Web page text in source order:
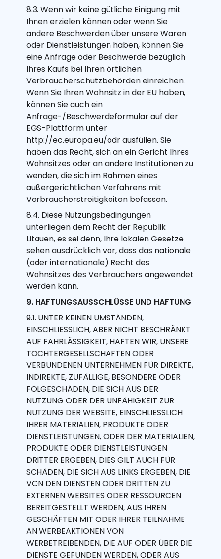
8.3. Wenn wir keine gütliche Einigung mit
Ihnen erzielen können oder wenn Sie
andere Beschwerden über unsere Waren
oder Dienstleistungen haben, können Sie
eine Anfrage oder Beschwerde bezüglich
Ihres Kaufs bei Ihren örtlichen
Verbraucherschutzbehörden einreichen.
Wenn Sie Ihren Wohnsitz in der EU haben,
können Sie auch ein
Anfrage-/Beschwerdeformular auf der
EGS-Plattform unter
http://ec.europa.eu/odr ausfüllen. Sie
haben das Recht, sich an ein Gericht Ihres
Wohnsitzes oder an andere Institutionen zu
wenden, die sich im Rahmen eines
außergerichtlichen Verfahrens mit
Verbraucherstreitigkeiten befassen.
8.4. Diese Nutzungsbedingungen
unterliegen dem Recht der Republik
Litauen, es sei denn, Ihre lokalen Gesetze
sehen ausdrücklich vor, dass das nationale
(oder internationale) Recht des
Wohnsitzes des Verbrauchers angewendet
werden kann.
9. HAFTUNGSAUSSCHLÜSSE UND HAFTUNG
9.1. UNTER KEINEN UMSTÄNDEN,
EINSCHLIESSLICH, ABER NICHT BESCHRÄNKT
AUF FAHRLÄSSIGKEIT, HAFTEN WIR, UNSERE
TOCHTERGESELLSCHAFTEN ODER
VERBUNDENEN UNTERNEHMEN FÜR DIREKTE,
INDIREKTE, ZUFÄLLIGE, BESONDERE ODER
FOLGESCHÄDEN, DIE SICH AUS DER
NUTZUNG ODER DER UNFÄHIGKEIT ZUR
NUTZUNG DER WEBSITE, EINSCHLIESSLICH
IHRER MATERIALIEN, PRODUKTE ODER
DIENSTLEISTUNGEN, ODER DER MATERIALIEN,
PRODUKTE ODER DIENSTLEISTUNGEN
DRITTER ERGEBEN, DIES GILT AUCH FÜR
SCHÄDEN, DIE SICH AUS LINKS ERGEBEN, DIE
VON DEN DIENSTEN ODER DRITTEN ZU
EXTERNEN WEBSITES ODER RESSOURCEN
BEREITGESTELLT WERDEN, AUS IHREN
GESCHÄFTEN MIT ODER IHRER TEILNAHME
AN WERBEAKTIONEN VON
WERBETREIBENDEN, DIE AUF ODER ÜBER DIE
DIENSTE GEFUNDEN WERDEN, ODER AUS